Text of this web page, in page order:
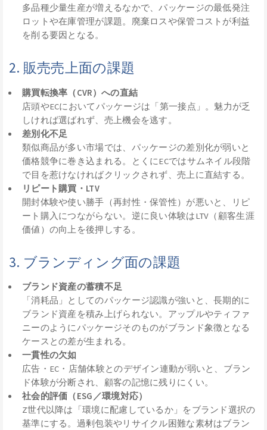
多品種少量生産が増えるなかで、パッケージの最低発注
ロットや在庫管理が課題。廃棄ロスや保管コストが利益
を削る要因となる。
2. 販売売上面の課題
購買転換率（CVR）への直結
店頭やECにおいてパッケージは「第一接点」。魅力が乏
しければ選ばれず、売上機会を逃す。
差別化不足
類似商品が多い市場では、パッケージの差別化が弱いと
価格競争に巻き込まれる。とくにECではサムネイル段階
で目を惹けなければクリックされず、売上に直結する。
リピート購買・LTV
開封体験や使い勝手（再封性・保管性）が悪いと、リピ
ート購入につながらない。逆に良い体験はLTV（顧客生涯
価値）の向上を後押しする。
3. ブランディング面の課題
ブランド資産の蓄積不足
「消耗品」としてのパッケージ認識が強いと、長期的に
ブランド資産を積み上げられない。アップルやティファ
ニーのようにパッケージそのものがブランド象徴となる
ケースとの差が生まれる。
一貫性の欠如
広告・EC・店舗体験とのデザイン連動が弱いと、ブラン
ド体験が分断され、顧客の記憶に残りにくい。
社会的評価（ESG／環境対応）
Z世代以降は「環境に配慮しているか」をブランド選択の
基準にする。過剰包装やリサイクル困難な素材はブラン